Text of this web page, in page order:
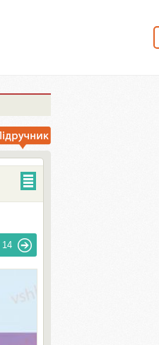
14